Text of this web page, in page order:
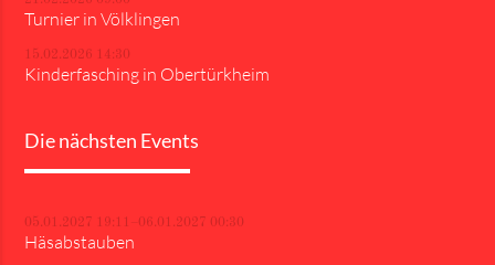
Turnier in Völklingen
15.02.2026 14:30
Kinderfasching in Obertürkheim
Die nächsten Events
05.01.2027 19:11–06.01.2027 00:30
Häsabstauben